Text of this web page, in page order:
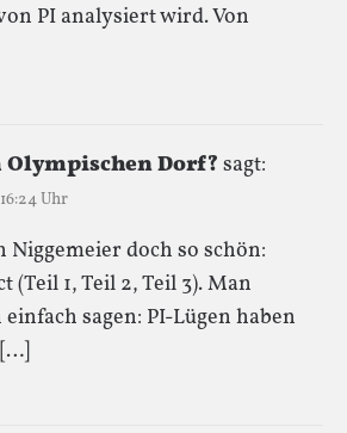
PI analysiert wird. Von
Dorf? sagt:
Uhr
doch so schön:
(Teil 1, Teil 2, Teil 3). Man
sagen: PI-Lügen haben